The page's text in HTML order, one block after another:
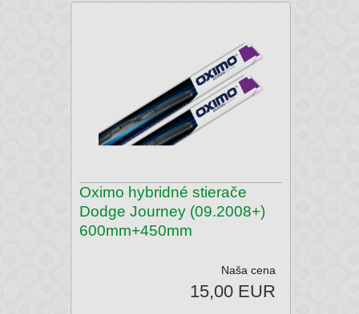
Oximo hybridné stierače
Dodge Journey (09.2008+)
600mm+450mm
Naša cena
15,00 EUR